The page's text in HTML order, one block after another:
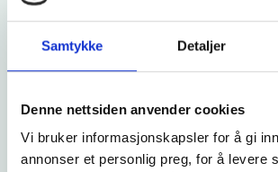
Samtykke Detaljer
Denne nettsiden anvender cookies
Vi bruker informasjonskapsler for å gi
annonser et personlig preg, for å levere
nærmest umulig, å ha oversikt over
parameterne – spesielt når
å: